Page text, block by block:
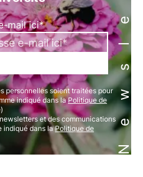
mail ici*
personnelles soient traitées pour
indiqué dans laPolitique de
et des communications
indiqué dans laPolitique de